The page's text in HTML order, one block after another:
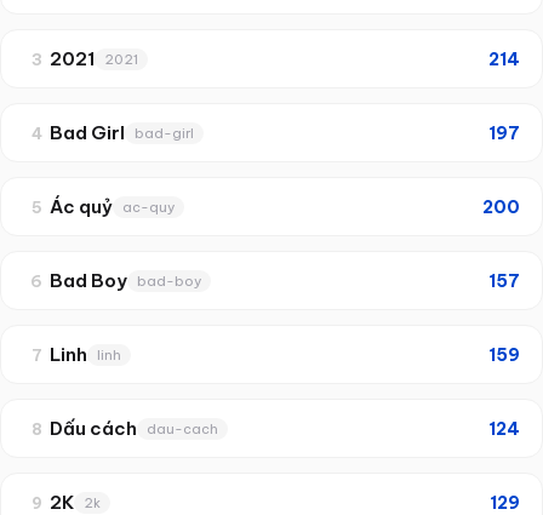
3 2021 2021 214
4 Bad Girl bad-girl 197
5 Ác quỷ ac-quy 200
6 Bad Boy bad-boy 157
7 Linh linh 159
8 Dấu cách dau-cach 124
9 2K 2k 129